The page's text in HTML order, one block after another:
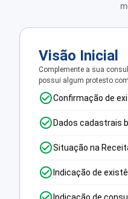
Visão Inicial
Complemente a sua
possui algum protesto
Confirmação de
Dados cadastrais
Situação na
Indicação de
Indicação de